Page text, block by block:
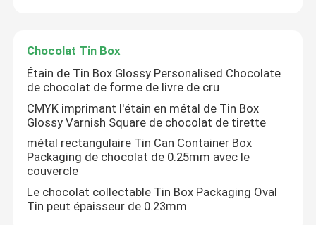
Chocolat Tin Box
Étain de Tin Box Glossy Personalised Chocolate
de chocolat de forme de livre de cru
CMYK imprimant l'étain en métal de Tin Box
Glossy Varnish Square de chocolat de tirette
métal rectangulaire Tin Can Container Box
Packaging de chocolat de 0.25mm avec le
couvercle
Le chocolat collectable Tin Box Packaging Oval
Tin peut épaisseur de 0.23mm